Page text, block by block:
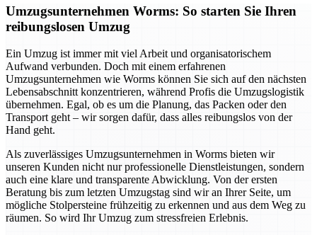
Umzugsunternehmen Worms: So starten Sie Ihren
reibungslosen Umzug
Ein Umzug ist immer mit viel Arbeit und organisatorischem
Aufwand verbunden. Doch mit einem erfahrenen
Umzugsunternehmen wie Worms können Sie sich auf den nächsten
Lebensabschnitt konzentrieren, während Profis die Umzugslogistik
übernehmen. Egal, ob es um die Planung, das Packen oder den
Transport geht – wir sorgen dafür, dass alles reibungslos von der
Hand geht.
Als zuverlässiges Umzugsunternehmen in Worms bieten wir
unseren Kunden nicht nur professionelle Dienstleistungen, sondern
auch eine klare und transparente Abwicklung. Von der ersten
Beratung bis zum letzten Umzugstag sind wir an Ihrer Seite, um
mögliche Stolpersteine frühzeitig zu erkennen und aus dem Weg zu
räumen. So wird Ihr Umzug zum stressfreien Erlebnis.